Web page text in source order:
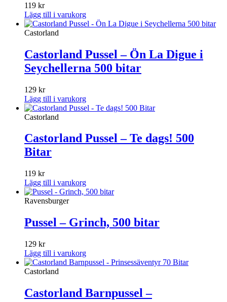
119 kr
Lägg till i varukorg
Castorland
Castorland Pussel – Ön La Digue i
Seychellerna 500 bitar
129 kr
Lägg till i varukorg
Castorland
Castorland Pussel – Te dags! 500
Bitar
119 kr
Lägg till i varukorg
Ravensburger
Pussel – Grinch, 500 bitar
129 kr
Lägg till i varukorg
Castorland
Castorland Barnpussel –